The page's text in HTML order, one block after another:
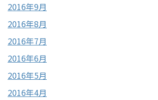
2016年9月
2016年8月
2016年7月
2016年6月
2016年5月
2016年4月